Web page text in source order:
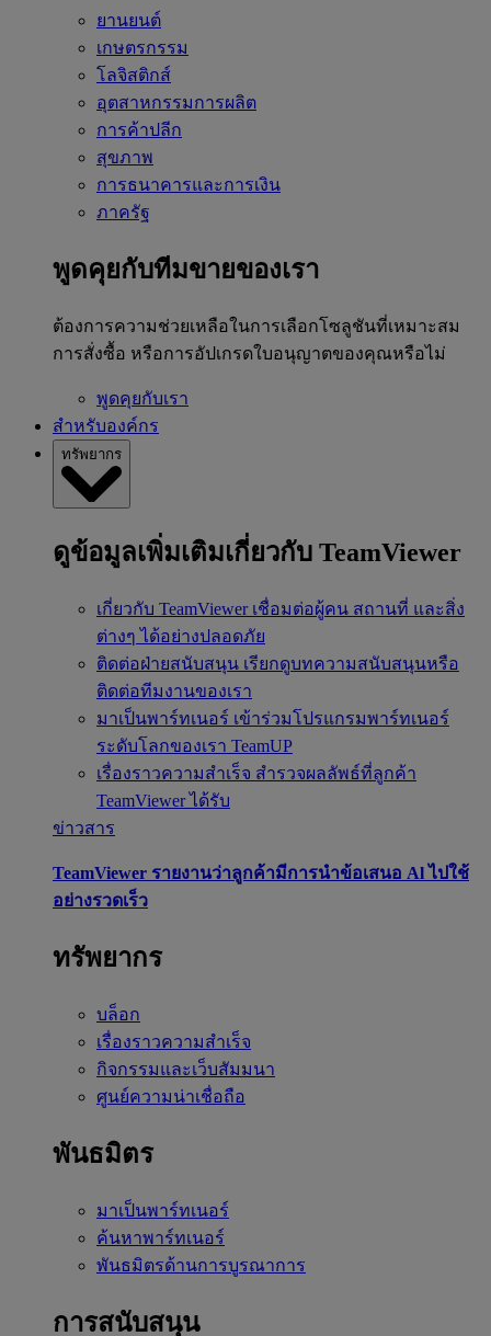
ยานยนต์
เกษตรกรรม
โลจิสติกส์
อุตสาหกรรมการผลิต
การค้าปลีก
สุขภาพ
การธนาคารและการเงิน
ภาครัฐ
พูดคุยกับทีมขายของเรา
ต้องการความช่วยเหลือในการเลือกโซลูชันที่เหมาะสม
การสั่งซื้อ หรือการอัปเกรดใบอนุญาตของคุณหรือไม่
พูดคุยกับเรา
สำหรับองค์กร
ทรัพยากร
ดูข้อมูลเพิ่มเติมเกี่ยวกับ TeamViewer
เกี่ยวกับ TeamViewer เชื่อมต่อผู้คน สถานที่ และสิ่ง
ต่างๆ ได้อย่างปลอดภัย
ติดต่อฝ่ายสนับสนุน เรียกดูบทความสนับสนุนหรือ
ติดต่อทีมงานของเรา
มาเป็นพาร์ทเนอร์ เข้าร่วมโปรแกรมพาร์ทเนอร์
ระดับโลกของเรา TeamUP
เรื่องราวความสำเร็จ สำรวจผลลัพธ์ที่ลูกค้า
TeamViewer ได้รับ
ข่าวสาร
TeamViewer รายงานว่าลูกค้ามีการนำข้อเสนอ Al ไปใช้
อย่างรวดเร็ว
ทรัพยากร
บล็อก
เรื่องราวความสำเร็จ
กิจกรรมและเว็บสัมมนา
ศูนย์ความน่าเชื่อถือ
พันธมิตร
มาเป็นพาร์ทเนอร์
ค้นหาพาร์ทเนอร์
พันธมิตรด้านการบูรณาการ
การสนับสนุน